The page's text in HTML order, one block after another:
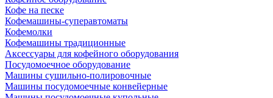
Кофе на песке
Кофемашины-суперавтоматы
Кофемолки
Кофемашины традиционные
Аксессуары для кофейного оборудования
Посудомоечное оборудование
Машины сушильно-полировочные
Машины посудомоечные конвейерные